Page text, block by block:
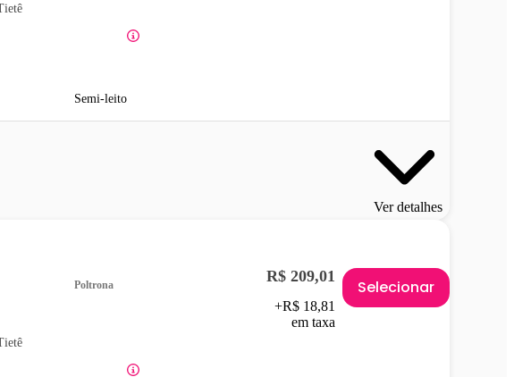
Semi-leito
Ver detalhes
Poltrona R$ 209,01
+R$ 18,81
em taxa
Selecionar